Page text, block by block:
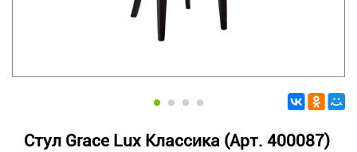
Стул Grace Lux Классика (Арт. 400087)